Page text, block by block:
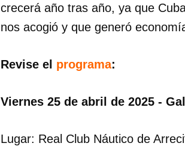
crecerá año tras año, ya que
nos acogió y que generó
Revise el programa:
Viernes 25 de abril de 2025 -
Lugar: Real Club Náutico de